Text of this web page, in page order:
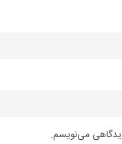
می‌نویسم.